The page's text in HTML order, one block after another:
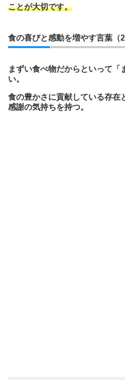
ことが大切です。
食の喜びと感動を増やす言葉（
まずい食べ物だからといって「
い。
食の豊かさに貢献している存在
感謝の気持ちを持つ。